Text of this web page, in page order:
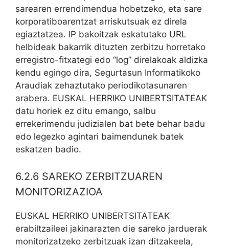
sarearen errendimendua hobetzeko, eta sare
korporatiboarentzat arriskutsuak ez direla
egiaztatzea. IP bakoitzak eskatutako URL
helbideak bakarrik dituzten zerbitzu horretako
erregistro-fitxategi edo “log” direlakoak aldizka
kendu egingo dira, Segurtasun Informatikoko
Araudiak zehaztutako periodikotasunaren
arabera. EUSKAL HERRIKO UNIBERTSITATEAK
datu horiek ez ditu emango, salbu
errekerimendu judizialen bat bete behar badu
edo legezko agintari baimendunek batek
eskatzen badio.
6.2.6 SAREKO ZERBITZUAREN
MONITORIZAZIOA
EUSKAL HERRIKO UNIBERTSITATEAK
erabiltzaileei jakinarazten die sareko jarduerak
monitorizatzeko zerbitzuak izan ditzakeela,